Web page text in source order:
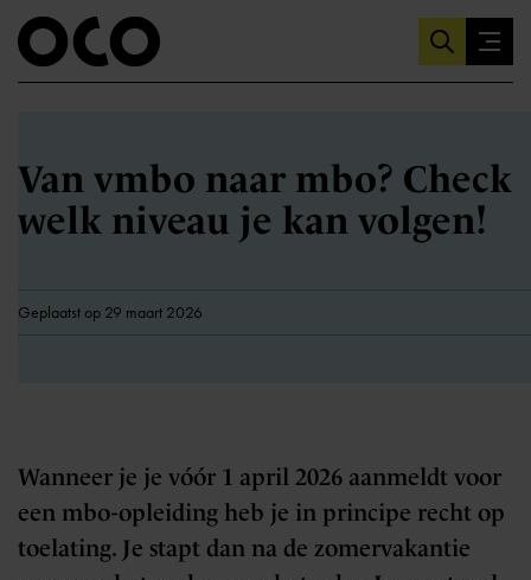
Van vmbo naar mbo? Check
welk niveau je kan volgen!
Geplaatst op 29 maart 2026
Wanneer je je vóór 1 april 2026 aanmeldt voor
een mbo-opleiding heb je in principe recht op
toelating. Je stapt dan na de zomervakantie